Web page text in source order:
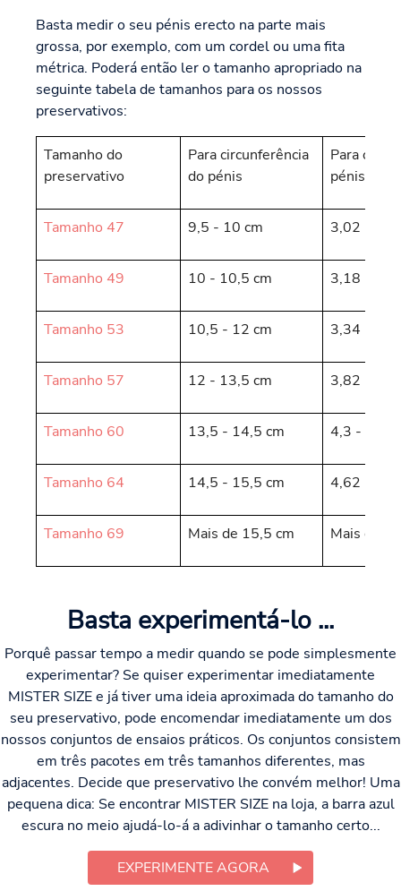
Basta medir o seu pénis erecto na parte mais
grossa, por exemplo, com um cordel ou uma fita
métrica. Poderá então ler o tamanho apropriado na
seguinte tabela de tamanhos para os nossos
preservativos:
Tamanho do
preservativo
Para circunferência
do pénis
Para o
pénis
Tamanho 47 9,5 - 10 cm 3,02 -
Tamanho 49 10 - 10,5 cm 3,18 -
Tamanho 53 10,5 - 12 cm 3,34 -
Tamanho 57 12 - 13,5 cm 3,82 - 4,3
Tamanho 60 13,5 - 14,5 cm 4,3 - 4,62
Tamanho 64 14,5 - 15,5 cm 4,62 -
Tamanho 69 Mais de 15,5 cm Mais de
Basta experimentá-lo ...
Porquê passar tempo a medir quando se pode simplesmente
experimentar? Se quiser experimentar imediatamente
MISTER SIZE e já tiver uma ideia aproximada do tamanho do
seu preservativo, pode encomendar imediatamente um dos
nossos conjuntos de ensaios práticos. Os conjuntos consistem
em três pacotes em três tamanhos diferentes, mas
adjacentes. Decide que preservativo lhe convém melhor! Uma
pequena dica: Se encontrar MISTER SIZE na loja, a barra azul
escura no meio ajudá-lo-á a adivinhar o tamanho certo...
EXPERIMENTE AGORA